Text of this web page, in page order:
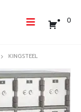
0
KINGSTEEL